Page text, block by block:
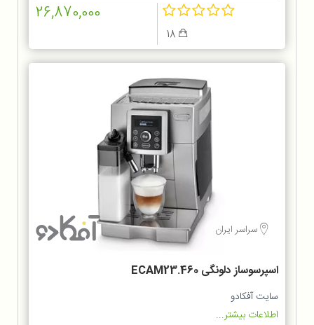
26,870,000
سراسر ایران
اسپرسوساز دلونگی ECAM23.460
سایت آفکادو
اطلاعات بیشتر...